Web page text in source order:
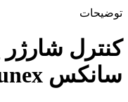
توضیحات
کنترل شارژر
سانکس Sunex